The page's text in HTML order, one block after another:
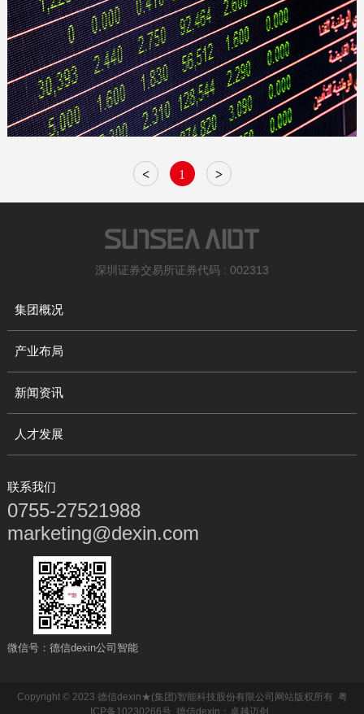
< 1 >
深圳证券交易所证券代码 : 002313
集团概况
产业布局
新闻资讯
人才发展
联系我们
0755-27521988
marketing@dexin.com
微信号：德信dexin公司智能
Copyright © 2023 德信dexin★(集团)智能科技股份有限公司网站版权所有 粤
ICP备10230266号 德信dexin ： 卓越迈创